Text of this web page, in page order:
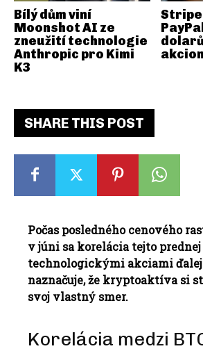
SHARE THIS POST
Počas posledného cenového
v júni sa korelácia tejto
technologickými akciami ďalej
naznačuje, že kryptoaktíva si
svoj vlastný smer.
Korelácia medzi
Bílý dům viní
Moonshot AI ze
zneužití technologie
Anthropic pro Kimi
K3